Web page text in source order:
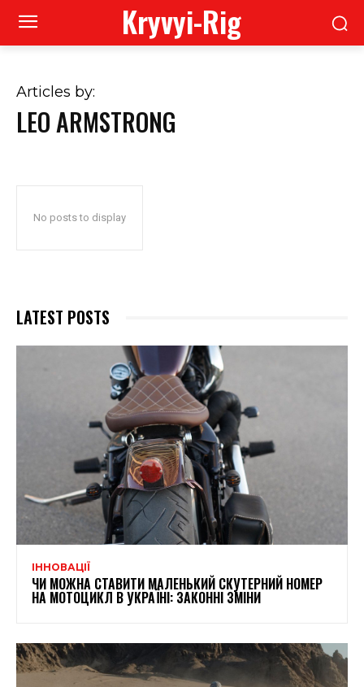
Kryvyi-Rig
Articles by:
LEO ARMSTRONG
No posts to display
LATEST POSTS
ІННОВАЦІЇ
ЧИ МОЖНА СТАВИТИ МАЛЕНЬКИЙ СКУТЕРНИЙ НОМЕР
НА МОТОЦИКЛ В УКРАЇНІ: ЗАКОННІ ЗМІНИ